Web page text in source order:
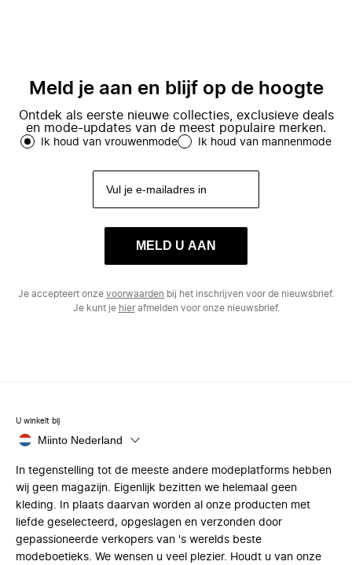
Meld je aan en blijf op de hoogte
Ontdek als eerste nieuwe collecties, exclusieve deals
en mode-updates van de meest populaire merken.
Ik houd van vrouwenmode Ik houd van mannenmode
MELD U AAN
Je accepteert onze voorwaarden bij het inschrijven voor de nieuwsbrief.
Je kunt je hierafmelden voor onze nieuwsbrief.
U winkelt bij
Miinto Nederland
In tegenstelling tot de meeste andere modeplatforms hebben
wij geen magazijn. Eigenlijk bezitten we helemaal geen
kleding. In plaats daarvan worden al onze producten met
liefde geselecteerd, opgeslagen en verzonden door
gepassioneerde verkopers van 's werelds beste
modeboetieks. We wensen u veel plezier. Houdt u van onze